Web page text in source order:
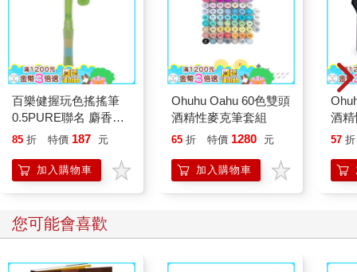
百樂健握玩色搖搖筆
0.5PURE聯名 麝香葡
萄(限量)
85 折 特價 187 元
加入購物車
Ohuhu Oahu 60色雙頭
酒精性麥克筆套組
65 折 特價 1280 元
加入購物車
酒
57 折
您可能會喜歡